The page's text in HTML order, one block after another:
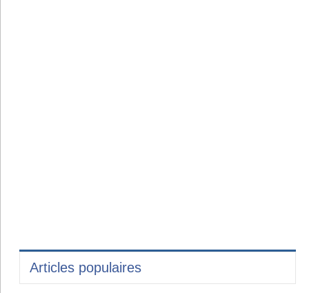
Articles populaires